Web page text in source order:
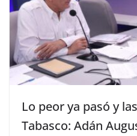
Lo peor ya pasó y
Tabasco: Adán